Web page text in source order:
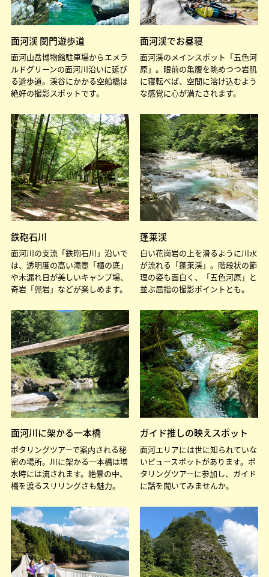
面河渓 関門遊歩道
面河山岳博物館駐車場からエメラ
ルドグリーンの面河川沿いに延び
る遊歩道。渓谷にかかる空船橋は
絶好の撮影スポットです。
面河渓でお昼寝
面河渓のメインスポット「五色河
原」。眼前の亀腹を眺めつつ岩肌
に寝転べば、空間に溶け込むよう
な感覚に心が満たされます。
鉄砲石川
面河川の支流「鉄砲石川」沿いで
は、透明度の高い滝壺「櫃の底」
や木漏れ日が美しいキャンプ場、
奇岩「兜岩」などが楽しめます。
蓬莱渓
白い花崗岩の上を滑るように川水
が流れる「蓬莱渓」。階段状の節
理の姿も面白く、「五色河原」と
並ぶ屈指の撮影ポイントとも。
面河川に架かる一本橋
ポタリングツアーで案内される秘
密の場所。川に架かる一本橋は増
水時には流されます。絶景の中、
橋を渡るスリリングさも魅力。
ガイド推しの映えスポット
面河エリアには世に知られていな
いビュースポットがあります。ポ
タリングツアーに参加し、ガイド
に話を聞いてみませんか。